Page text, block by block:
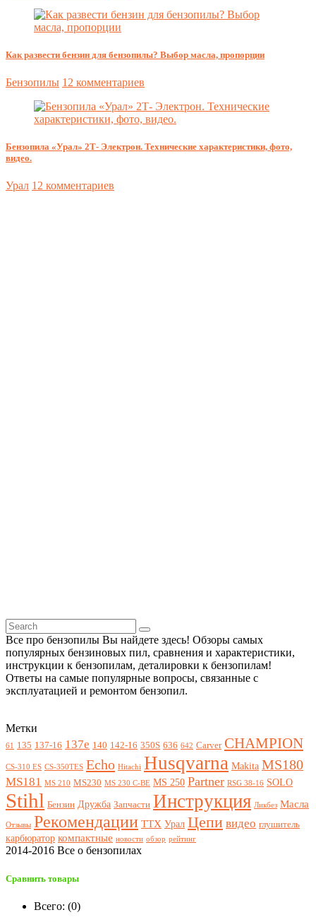
Как развести бензин для бензопилы? Выбор масла, пропорции
Бензопилы 12 комментариев
Бензопила «Урал» 2Т- Электрон. Технические характеристики, фото,
видео.
Урал 12 комментариев
Все про бензопилы Вы найдете здесь! Обзоры самых
популярных бензиновых пил, сравнения и характеристики,
инструкции к бензопилам, деталировки к бензопилам!
Ответы на самые популярные вопросы, связанные с
эксплуатацией и ремонтом бензопил.
Метки
61 135 137-16 137e 140 142-16 350S 636 642 Carver CHAMPION
CS-310 ES CS-350TES Echo Hitachi Husqvarna Makita MS180
MS181 MS 210 MS230 MS 230 C-BE MS 250 Partner RSG 38-16 SOLO
Stihl Бензин Дружба Запчасти Инструкция Ликбез Масла
Отзывы Рекомендации ТТХ Урал Цепи видео глушитель
карбюратор компактные новости обзор рейтинг
2014-2016 Все о бензопилах
Сравнить товары
Всего: (0)